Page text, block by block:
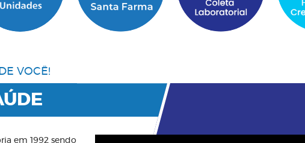
VOCÊ!